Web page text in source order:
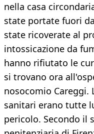
nella casa
state portate fuori
state ricoverate al
intossicazione da
hanno rifiutato le
si trovano ora
nosocomio Careggi.
sanitari erano tutte
pericolo. Secondo il